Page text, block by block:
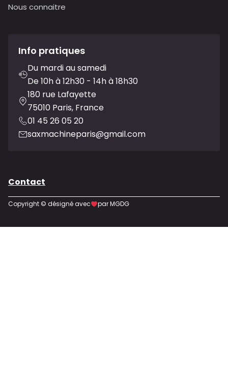
Nous connaitre
Info pratiques
Du mardi au samedi
De 10h à 12h30 - 14h à 18h30
180 rue Lafayette
75010 Paris, France
01 45 26 05 20
saxmachineparis@gmail.com
Contact
Copyright © désigné avec par MGDG